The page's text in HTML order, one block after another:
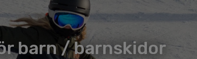
barn / barnskidor